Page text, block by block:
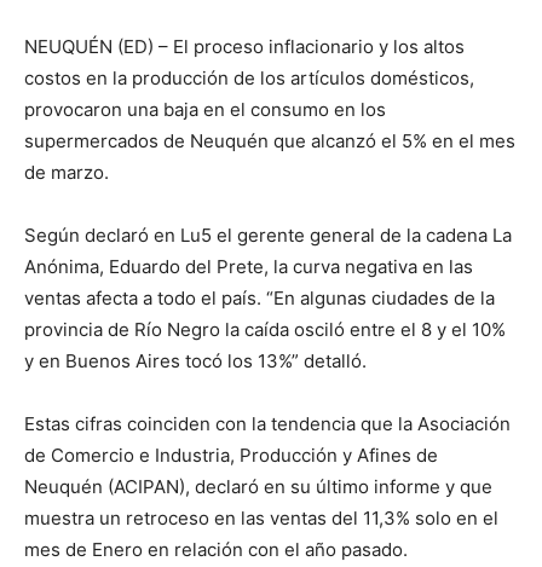
NEUQUÉN (ED) – El proceso inflacionario y los altos
costos en la producción de los artículos domésticos,
provocaron una baja en el consumo en los
supermercados de Neuquén que alcanzó el 5% en el mes
de marzo.
Según declaró en Lu5 el gerente general de la cadena La
Anónima, Eduardo del Prete, la curva negativa en las
ventas afecta a todo el país. “En algunas ciudades de la
provincia de Río Negro la caída osciló entre el 8 y el 10%
y en Buenos Aires tocó los 13%” detalló.
Estas cifras coinciden con la tendencia que la Asociación
de Comercio e Industria, Producción y Afines de
Neuquén (ACIPAN), declaró en su último informe y que
muestra un retroceso en las ventas del 11,3% solo en el
mes de Enero en relación con el año pasado.